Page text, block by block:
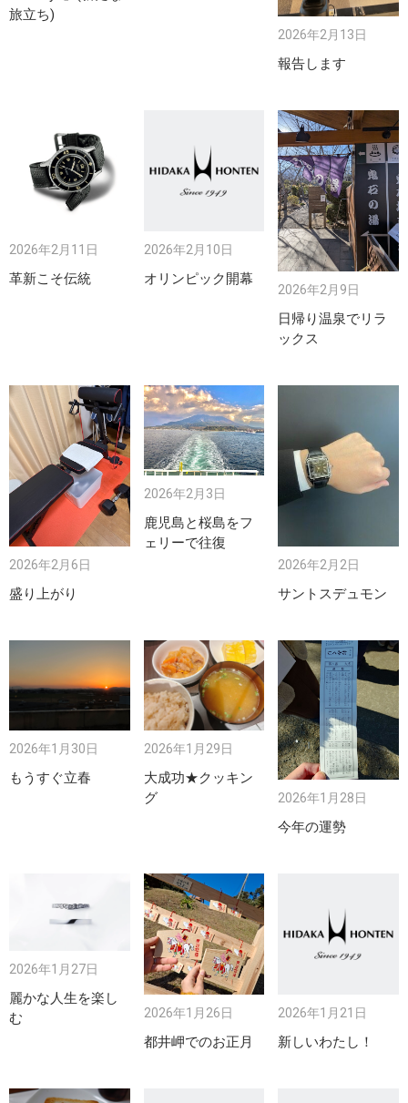
旅立ち)
2026年2月13日
報告します
2026年2月11日
革新こそ伝統
2026年2月10日
オリンピック開幕
2026年2月9日
日帰り温泉でリラ
ックス
2026年2月6日
盛り上がり
2026年2月3日
鹿児島と桜島をフ
ェリーで往復
2026年2月2日
サントスデュモン
2026年1月30日
もうすぐ立春
2026年1月29日
大成功★クッキン
グ
2026年1月28日
今年の運勢
2026年1月27日
麗かな人生を楽し
む
2026年1月26日
都井岬でのお正月
2026年1月21日
新しいわたし！